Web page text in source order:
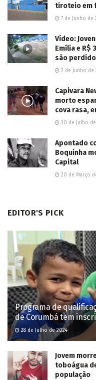
tiroteio em
7 de Junho de
Vídeo:
Emília e R$
são
2 de Junho de
Capivara
morto
cova rasa,
30 de Julho
Apontado
Boquinha
Capital
20 de Março
EDITOR'S PICK
Programa de
de Corumbá tem
28 de Julho de 2024
Jovem
toboágua
população